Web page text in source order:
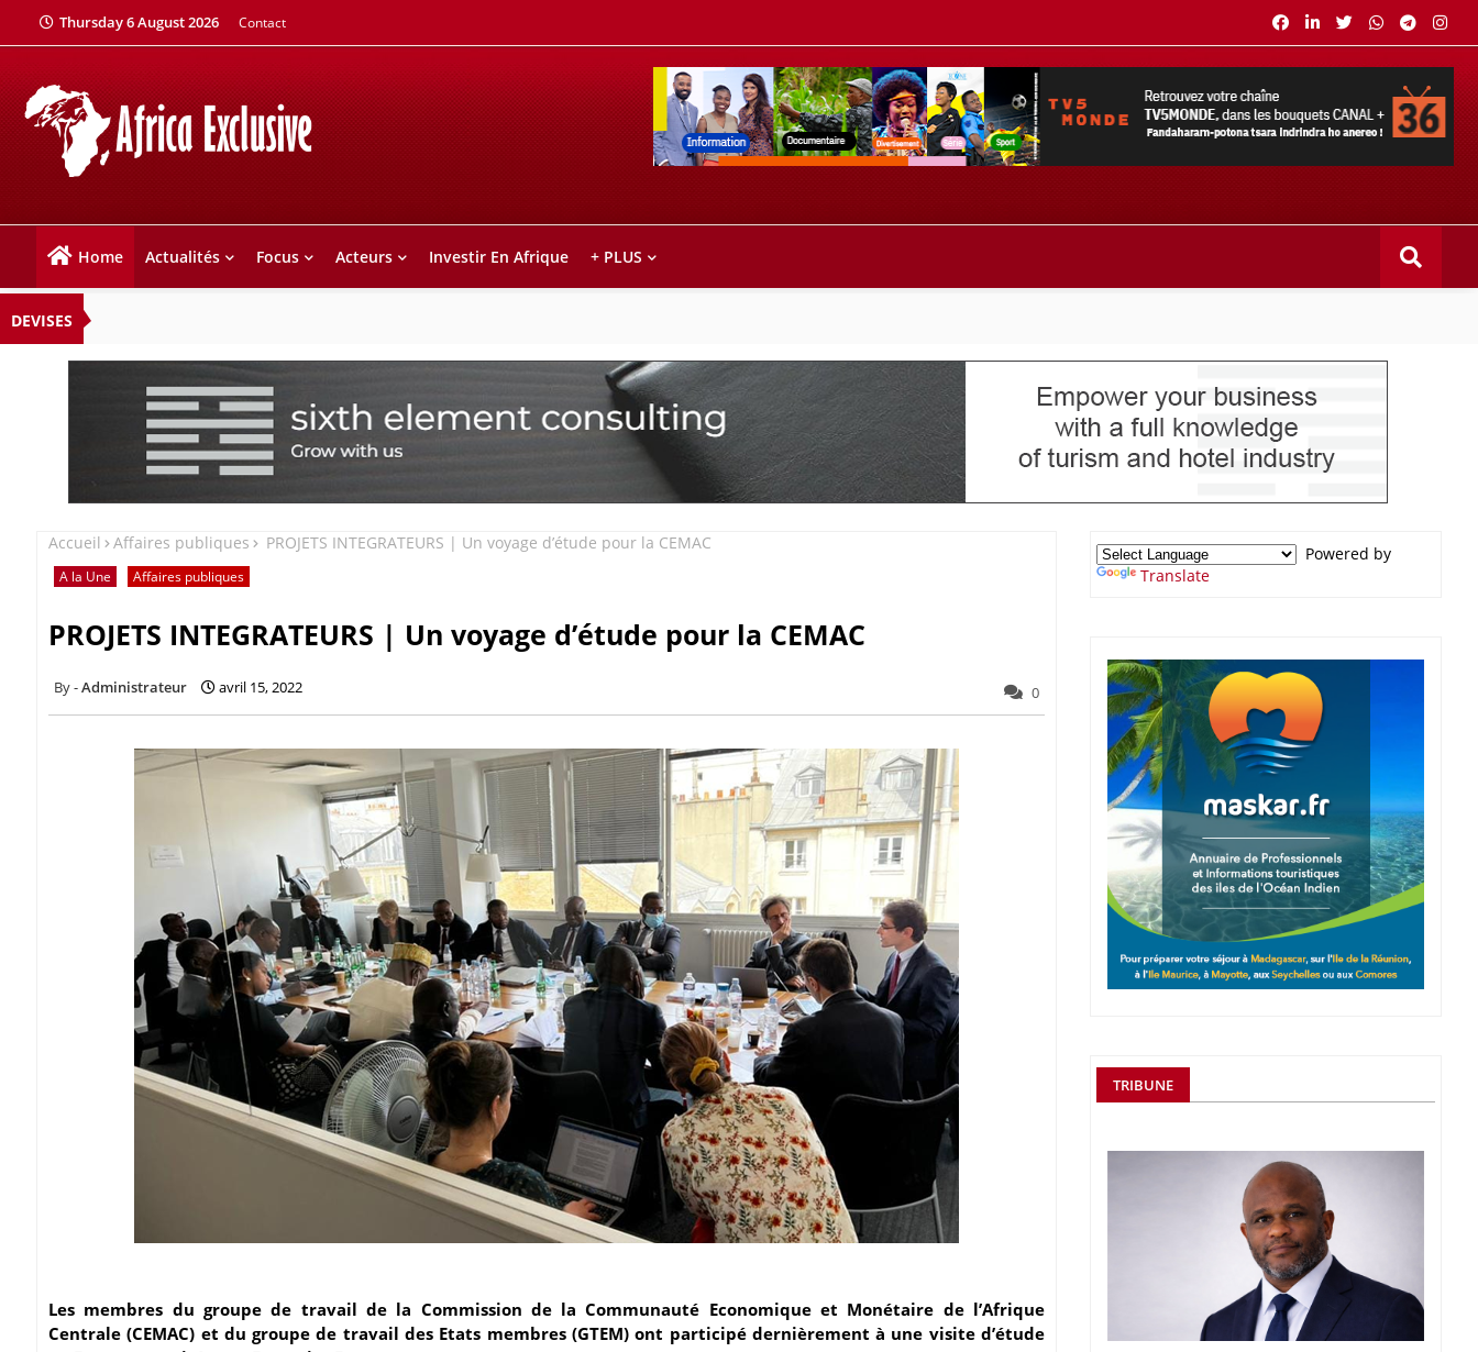
Thursday 6 August 2026 Contact
Home Actualités Focus Acteurs Investir En Afrique + PLUS
DEVISES
Accueil Affaires publiques PROJETS INTEGRATEURS | Un voyage d’étude pour la CEMAC
A la Une Affaires publiques
PROJETS INTEGRATEURS | Un voyage d’étude pour la CEMAC
Administrateur avril 15, 2022 0
Les membres du groupe de travail de la Commission de la Communauté Economique et Monétaire de l’Afrique
Centrale (CEMAC) et du groupe de travail des Etats membres (GTEM) ont participé dernièrement à une visite d’étude
Powered by
Translate
TRIBUNE